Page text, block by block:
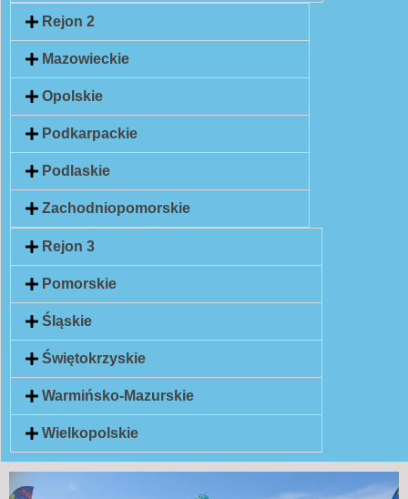
Rejon 3
Pomorskie
Śląskie
Świętokrzyskie
Warmińsko-Mazurskie
Wielkopolskie
Rejon 2
Mazowieckie
Opolskie
Podkarpackie
Podlaskie
Zachodniopomorskie